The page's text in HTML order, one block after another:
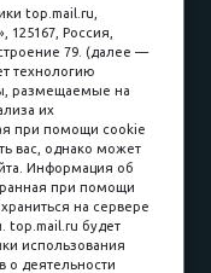
16top.mail.ru,
Россия,
79. (далее —
технологию
размещаемые на
их
при помощи cookie
вас, однако может
Информация об
при помощи
на сервере
top.mail.ru будет
использования
о деятельности